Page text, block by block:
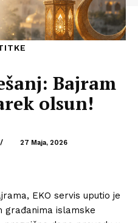
Bajram
olsun!
/ 27 Maja, 2026
EKO servis uputio je
građanima islamske